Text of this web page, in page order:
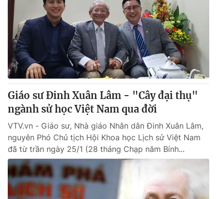
Chất lượng cuộc sống
Học trực tuyến
Công nghệ
Hitech Công nghệ tương lai
Sản phẩm
Thị trường
Tư vấn
Giao lưu trực tuyến
Lịch phát sóng
Chuyên mục khác
Emagazine Podcast
Photo Infographic
Video Shorts video
Giáo sư Đinh Xuân Lâm - "Cây đại thụ"
ngành sử học Việt Nam qua đời
VTV.vn - Giáo sư, Nhà giáo Nhân dân Đinh Xuân Lâm,
nguyên Phó Chủ tịch Hội Khoa học Lịch sử Việt Nam
đã từ trần ngày 25/1 (28 tháng Chạp năm Bính...